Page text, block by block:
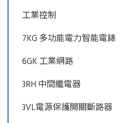
工業控制
7KG 多功能電力智能電錶
6GK 工業網路
3RH 中間繼電器
3VL電源保護開關斷路器